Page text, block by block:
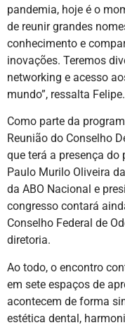
pandemia, hoje é o
de reunir grandes
conhecimento e
inovações. Teremos
networking e acesso
mundo”, ressalta Felipe.
Como parte da
Reunião do Conselho
que terá a presença do
Paulo Murilo Oliveira
da ABO Nacional e
congresso contará
Conselho Federal de
diretoria.
Ao todo, o encontro
em sete espaços de
acontecem de forma
estética dental,